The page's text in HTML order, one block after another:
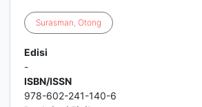
Surasman, Otong
Edisi
-
ISBN/ISSN
978-602-241-140-6